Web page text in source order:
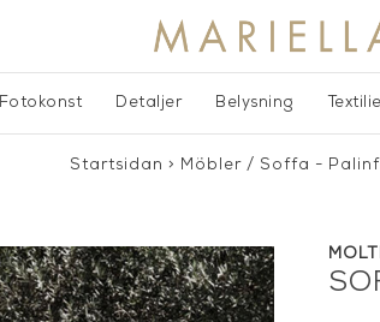
Fotokonst Detaljer Belysning
Startsidan > Möbler / Soffa -